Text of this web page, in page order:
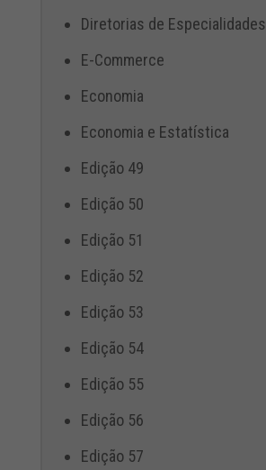
Diretorias de Especialidades
E-Commerce
Economia
Economia e Estatística
Edição 49
Edição 50
Edição 51
Edição 52
Edição 53
Edição 54
Edição 55
Edição 56
Edição 57